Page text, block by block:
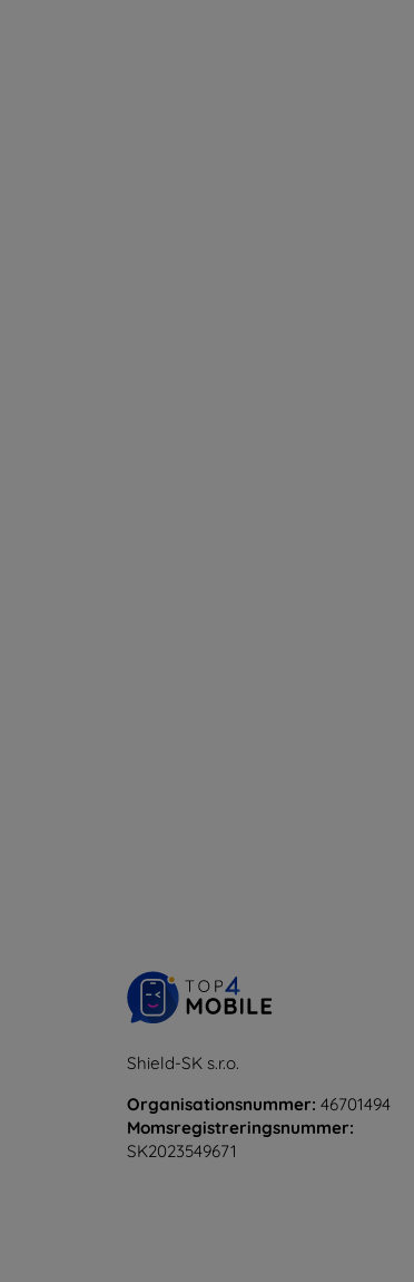
Shield-SK s.r.o.
Organisationsnummer: 46701494
Momsregistreringsnummer:
SK2023549671